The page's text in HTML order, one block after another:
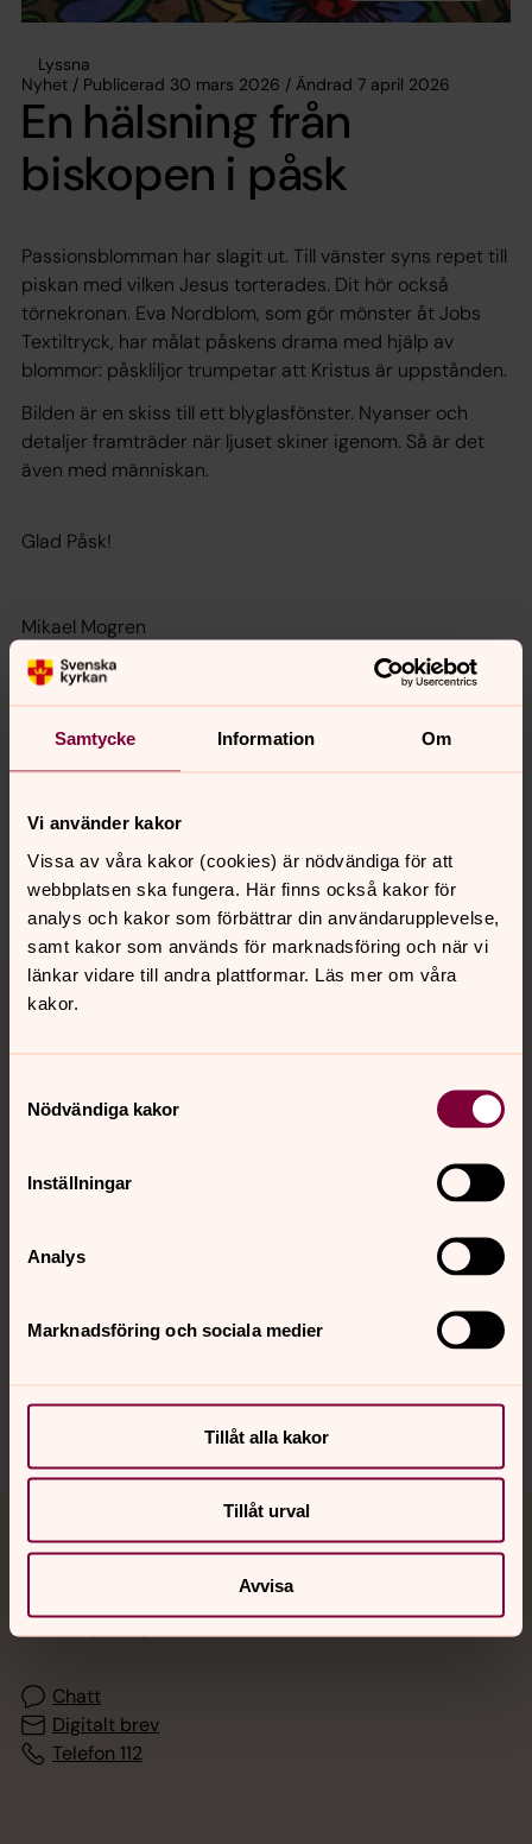
Samtycke Information Om
Vi använder kakor
Vissa av våra kakor (cookies) är nödvändiga för att
webbplatsen ska fungera. Här finns också kakor för
analys och kakor som förbättrar din användarupplevelse,
samt kakor som används för marknadsföring och när vi
länkar vidare till andra plattformar. Läs mer om våra
kakor.
Nödvändiga kakor
Inställningar
Analys
Marknadsföring och sociala medier
Tillåt alla kakor
Tillåt urval
Avvisa
Lyssna
Nyhet / Publicerad 30 mars 2026 / Ändrad 7 april 2026
En hälsning från
biskopen i påsk
Passionsblomman har slagit ut. Till vänster syns repet till
piskan med vilken Jesus torterades. Dit hör också
törnekronan. Eva Nordblom, som gör mönster åt Jobs
Textiltryck, har målat påskens drama med hjälp av
blommor: påskliljor trumpetar att Kristus är uppstånden.
Bilden är en skiss till ett blyglasfönster. Nyanser och
detaljer framträder när ljuset skiner igenom. Så är det
även med människan.
Glad Påsk!
Mikael Mogren
Biskop, Västerås stift.
innehåll?
vasteras.stift@svenskakyrkan.se
Dela
Tillbaka till toppen
Tillbaka till innehållet
Kalender
Hitta snabbt
Jourhavande präst
Akut samtals- och krisstöd. Prata eller chatta anonymt
med en präst på kvällar och nätter.
Chatt
Digitalt brev
Telefon 112